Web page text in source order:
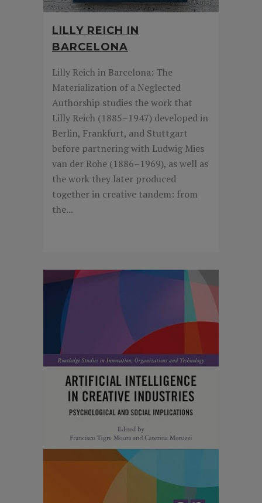
LILLY REICH IN
BARCELONA
Lilly Reich in Barcelona: The
Materialization of a Neglected
Authorship studies the work that
Lilly Reich (1885–1947) developed in
Berlin, Frankfurt, and Stuttgart
before partnering with Ludwig Mies
van der Rohe (1886–1969), as well as
the work they later produced
together in creative tandem: from
the...